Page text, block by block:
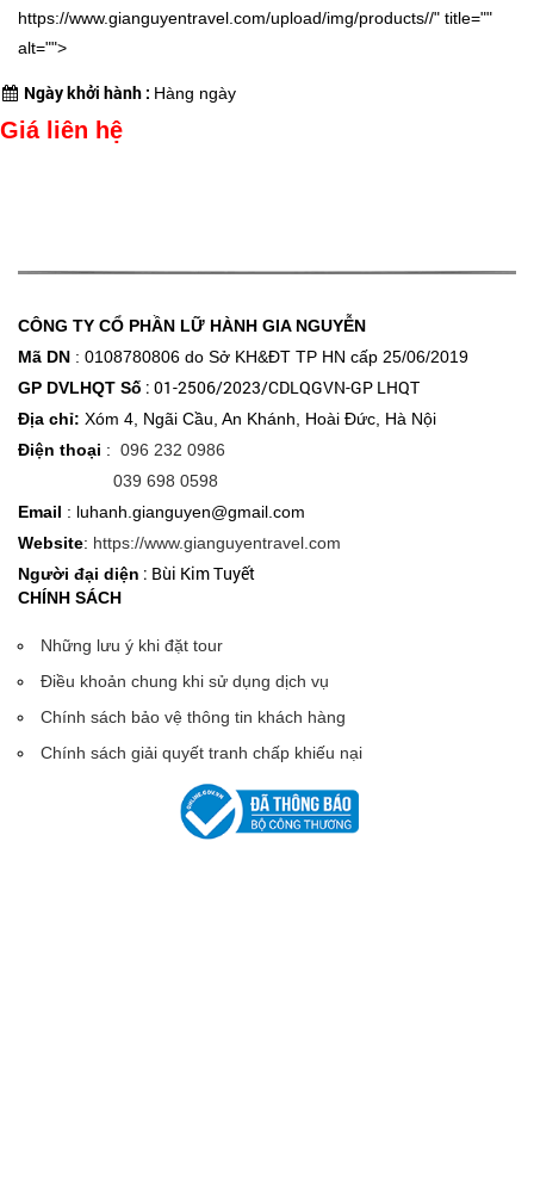
https://www.gianguyentravel.com/upload/img/products//" title=""
alt="">
Ngày khởi hành : Hàng ngày
Giá liên hệ
CÔNG TY CỔ PHẦN LỮ HÀNH GIA NGUYỄN
Mã DN : 0108780806 do Sở KH&ĐT TP HN cấp 25/06/2019
GP DVLHQT Số : 01-2506/2023/CDLQGVN-GP LHQT
Địa chỉ: Xóm 4, Ngãi Cầu, An Khánh, Hoài Đức, Hà Nội
Điện thoại : 096 232 0986
039 698 0598
Email : luhanh.gianguyen@gmail.com
Website: https://www.gianguyentravel.com
Người đại diện : Bùi Kim Tuyết
CHÍNH SÁCH
Những lưu ý khi đặt tour
Điều khoản chung khi sử dụng dịch vụ
Chính sách bảo vệ thông tin khách hàng
Chính sách giải quyết tranh chấp khiếu nại